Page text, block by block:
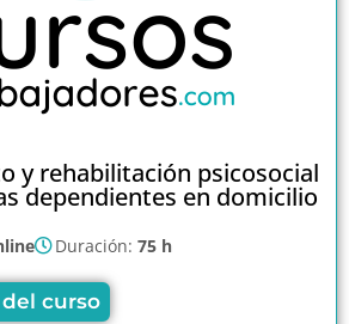
y rehabilitación psicosocial
dependientes en domicilio
Duración: 75 h
curso